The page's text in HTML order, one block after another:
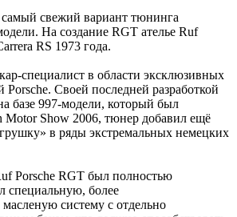
свежий вариант тюнинга
На создание RGT ателье Ruf
RS 1973 года.
специалист в области эксклюзивных
Porsche. Своей последней разработкой
базе 997-модели, который был
Motor Show 2006, тюнер добавил ещё
в ряды экстремальных немецких
Porsche RGT был полностью
специальную, более
систему с отдельно